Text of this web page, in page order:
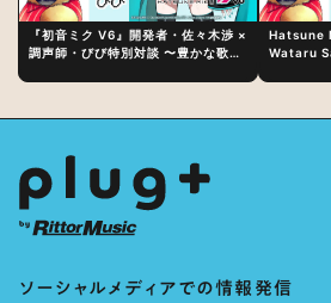
『初音ミク V6』開発者・佐々木渉 ×
調声師・びび特別対談 〜豊かな歌声
Hatsune
Wataru
Vocal
for the
ソーシャルメディアでの情報発信